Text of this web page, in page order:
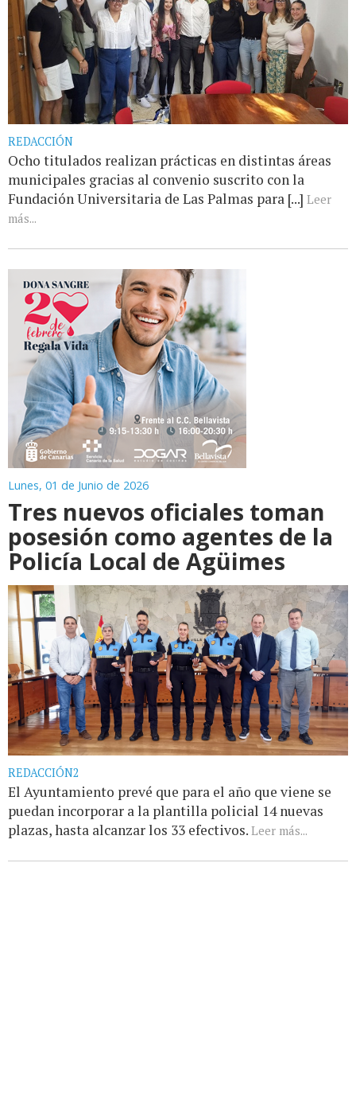
REDACCIÓN
Ocho titulados realizan prácticas en distintas áreas
municipales gracias al convenio suscrito con la
Fundación Universitaria de Las Palmas para [...] Leer
más...
Lunes, 01 de Junio de 2026
Tres nuevos oficiales toman
posesión como agentes de la
Policía Local de Agüimes
REDACCIÓN2
El Ayuntamiento prevé que para el año que viene se
puedan incorporar a la plantilla policial 14 nuevas
plazas, hasta alcanzar los 33 efectivos. Leer más...